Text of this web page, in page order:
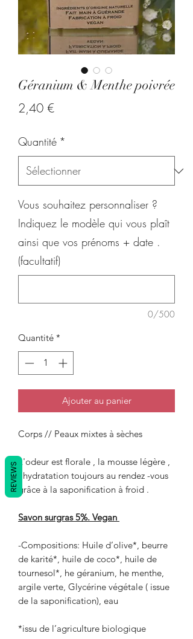
Géranium & Menthe poivrée
2,40 €Prix
Quantité *
Vous souhaitez personnaliser ?
Indiquez le modèle qui vous plaît
ainsi que vos prénoms + date .
(facultatif)
0/500
Quantité *
Ajouter au panier
Corps // Peaux mixtes à sèches
L'odeur est florale , la mousse légère ,
l'hydratation toujours au rendez -vous
grâce à la saponification à froid .
Savon surgras 5%. Vegan
-Compositions: Huile d’olive*, beurre
de karité*, huile de coco*, huile de
tournesol*, he géranium, he menthe,
argile verte, Glycérine végétale ( issue
de la saponification), eau
*issu de l’agriculture biologique
REVIEWS